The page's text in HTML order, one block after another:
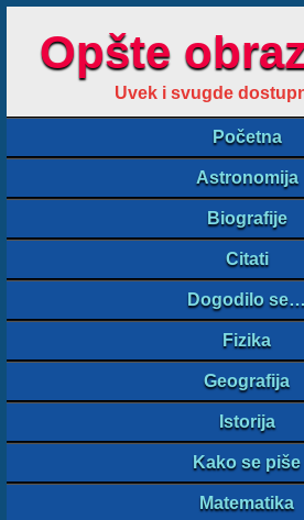
Opšte
Uvek i svugde
Početna
Astronomija
Biografije
Citati
Dogodilo se…
Fizika
Geografija
Istorija
Kako se piše
Matematika